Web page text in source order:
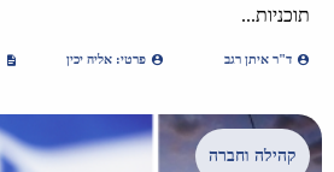
תוכניות...
ד"ר איתן רגב פרטי: אליה יכין
קהילה וחברה